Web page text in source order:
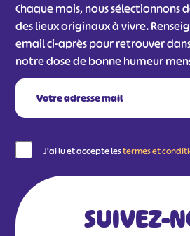
Chaque mois, nous sélectionnons
des lieux originaux à vivre.
email ci-après pour retrouver
notre dose de bonne humeur
J'ai lu et accepte lestermes et
SUIVEZ-